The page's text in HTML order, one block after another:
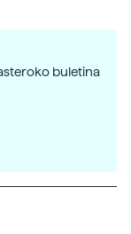
buletina